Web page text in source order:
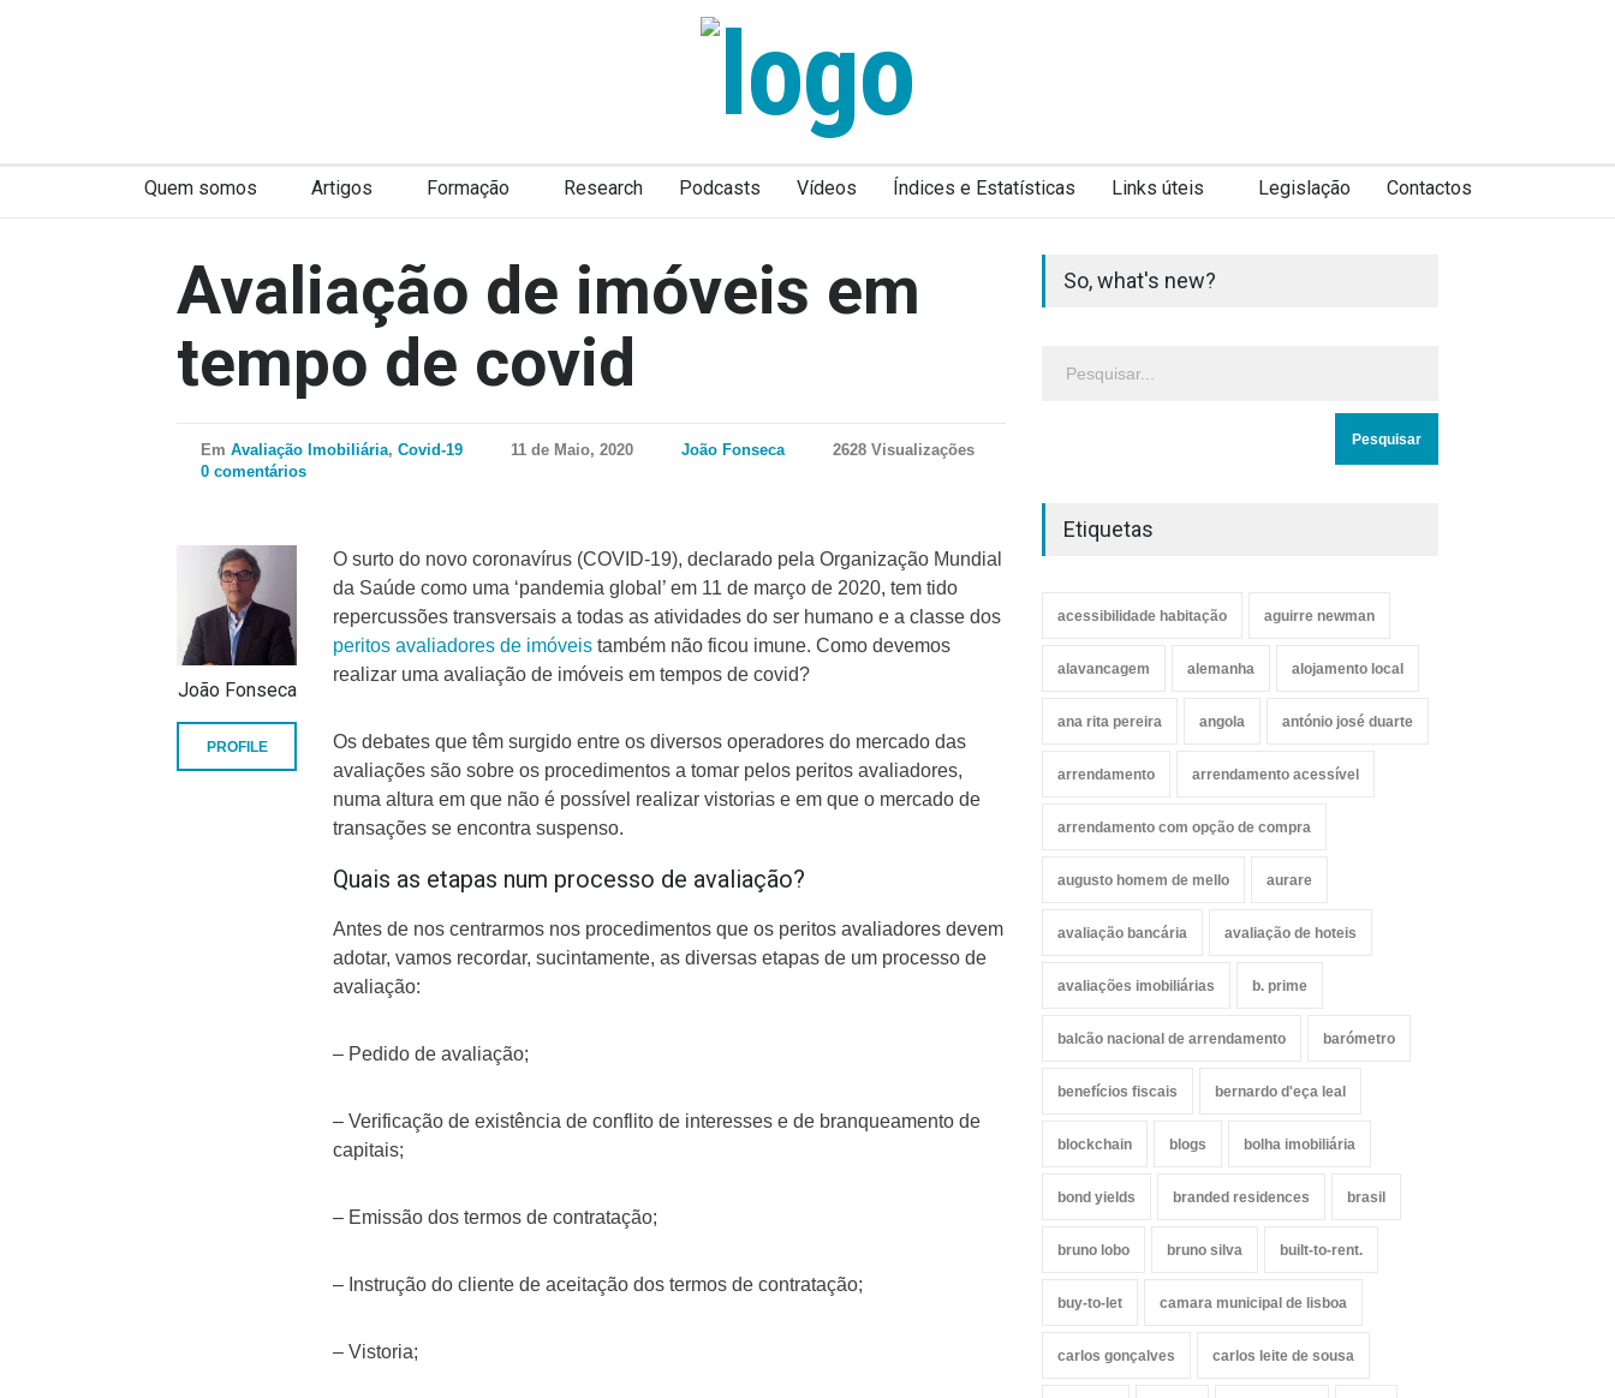
Quem somos Artigos Formação Research Podcasts Vídeos Índices e Estatísticas Links úteis Legislação Contactos
Avaliação de imóveis em
tempo de covid
Em Avaliação Imobiliária, Covid-19 11 de Maio, 2020 João Fonseca
2628 Visualizações
0 comentários
O surto do novo coronavírus (COVID-19), declarado pela Organização Mundial
da Saúde como uma ‘pandemia global’ em 11 de março de 2020, tem tido
repercussões transversais a todas as atividades do ser humano e a classe dos
peritos avaliadores de imóveis também não ficou imune. Como devemos
realizar uma avaliação de imóveis em tempos de covid?
Os debates que têm surgido entre os diversos operadores do mercado das
avaliações são sobre os procedimentos a tomar pelos peritos avaliadores,
numa altura em que não é possível realizar vistorias e em que o mercado de
transações se encontra suspenso.
Quais as etapas num processo de avaliação?
Antes de nos centrarmos nos procedimentos que os peritos avaliadores devem
adotar, vamos recordar, sucintamente, as diversas etapas de um processo de
avaliação:
– Pedido de avaliação;
– Verificação de existência de conflito de interesses e de branqueamento de
capitais;
– Emissão dos termos de contratação;
– Instrução do cliente de aceitação dos termos de contratação;
– Vistoria;
João Fonseca
PROFILE
So, what's new?
Etiquetas
acessibilidade habitação aguirre newman
alavancagem alemanha alojamento local
ana rita pereira angola antónio josé duarte
arrendamento arrendamento acessível
arrendamento com opção de compra
augusto homem de mello aurare
avaliação bancária avaliação de hoteis
avaliações imobiliárias b. prime
balcão nacional de arrendamento barómetro
benefícios fiscais bernardo d'eça leal
blockchain blogs bolha imobiliária
bond yields branded residences brasil
bruno lobo bruno silva built-to-rent.
buy-to-let camara municipal de lisboa
carlos gonçalves carlos leite de sousa